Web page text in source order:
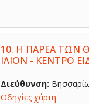
10. Η ΠΑΡΕΑ ΤΩΝ
ΙΛΙΟΝ - ΚΕΝΤΡΟ
Διεύθυνση:
Οδηγίες χάρτη